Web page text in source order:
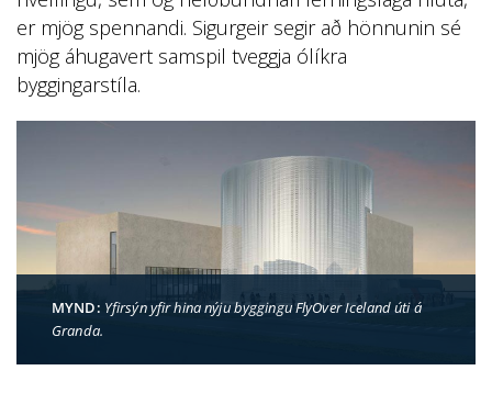
er mjög spennandi. Sigurgeir segir að hönnunin sé
mjög áhugavert samspil tveggja ólíkra
byggingarstíla.
MYND: Yfirsýn yfir hina nýju byggingu FlyOver Iceland úti á
Granda.